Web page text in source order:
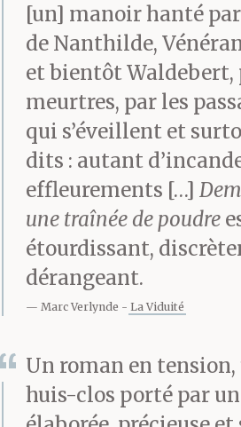
désert. Elle est
la voix de son
rires de sa
métronomique
mère.
en bougeant, se
des habitudes
d’enfance ?
qui colle à ses
Que les larmes
mère ne rincent
[un] manoir hanté
de Nanthilde,
et bientôt Waldebert,
meurtres, par les
qui s’éveillent et
dits : autant
effleurements […]
une traînée de poudre
étourdissant,
dérangeant.
Marc Verlynde La Viduité
Un roman en
huis-clos porté par